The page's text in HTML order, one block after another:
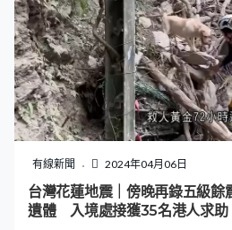
地震嚴重傾斜，位於花蓮的天王
開始清拆。有工作人員向建築物
測儀器，期望在2星期內完成拆卸
張世佳說：「碰到比較大型的餘
避免餘震加施工的部分，造成整
多間中學周一開始復課，花蓮女
重受損、鋼筋外露。校方表示不
已封閉，日後將拆除重建。而在
在地震後失聯。直到周一早上在
灣上周三發生7.2級地震，至今已
有線新聞 2024年04月06日
台灣花蓮地震｜傍晚再錄五級
遺體 入境處接獲35名港人求助